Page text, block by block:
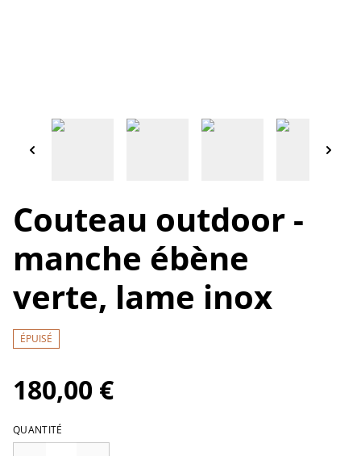
Couteau outdoor -
manche ébène
verte, lame inox
ÉPUISÉ
180,00 €
QUANTITÉ